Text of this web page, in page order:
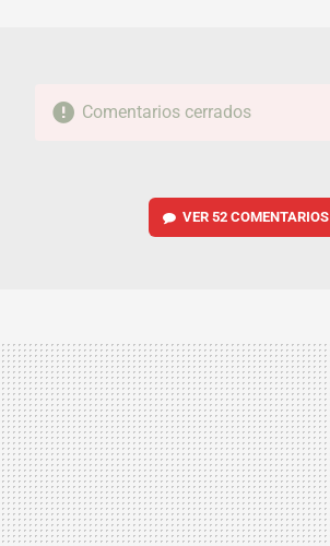
Comentarios cerrados
VER 52 COMENTARIOS